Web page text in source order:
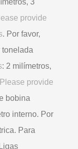
provide
. Por favor,
tonelada
: 2 milímetros,
provide
bobina
interno. Por
Para